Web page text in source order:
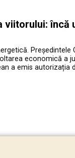
viitorului:
economică a
a emis